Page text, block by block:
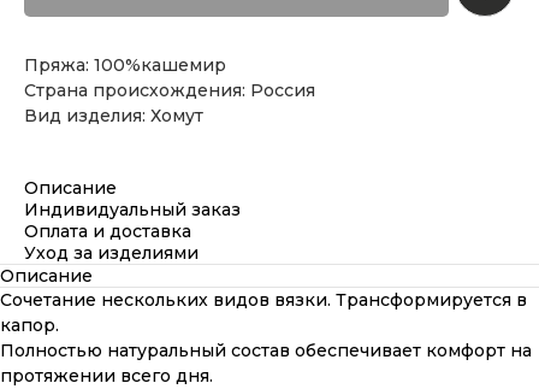
Пряжа: 100%кашемир
Страна происхождения: Россия
Вид изделия: Хомут
Описание
Индивидуальный заказ
Оплата и доставка
Уход за изделиями
Описание
Сочетание нескольких видов вязки. Трансформируется в
капор.
Полностью натуральный состав обеспечивает комфорт на
протяжении всего дня.